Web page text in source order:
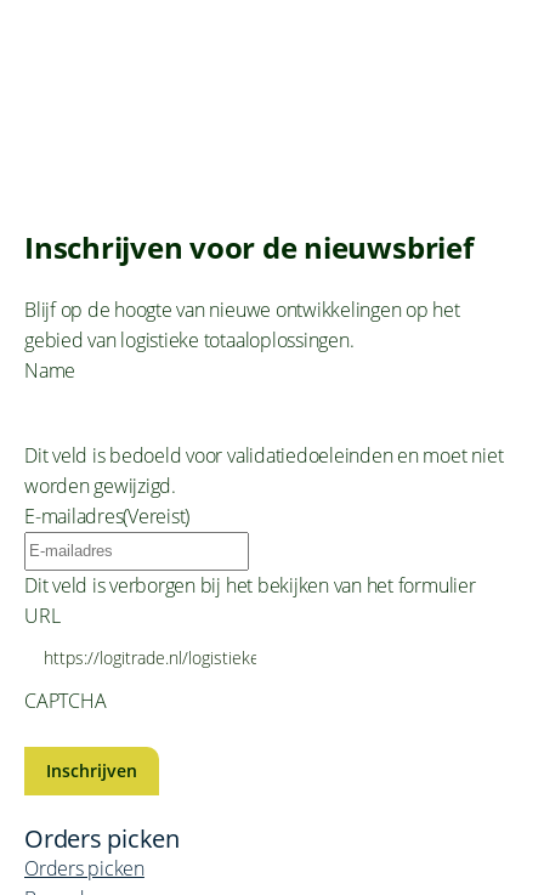
Inschrijven voor de nieuwsbrief
Blijf op de hoogte van nieuwe ontwikkelingen op het
gebied van logistieke totaaloplossingen.
Name
Dit veld is bedoeld voor validatiedoeleinden en moet niet
worden gewijzigd.
E-mailadres(Vereist)
Dit veld is verborgen bij het bekijken van het formulier
URL
CAPTCHA
Orders picken
Orders picken